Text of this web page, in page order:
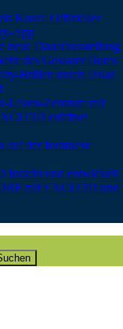
Kusel: Offizieller
App
Dauerausstellung
des Goslarer Doms
Brillen durch Uslar
Leven-Zentrum mit
eröffnet
auf der formnext
forscht und entwickelt
mit EXCIT3D und